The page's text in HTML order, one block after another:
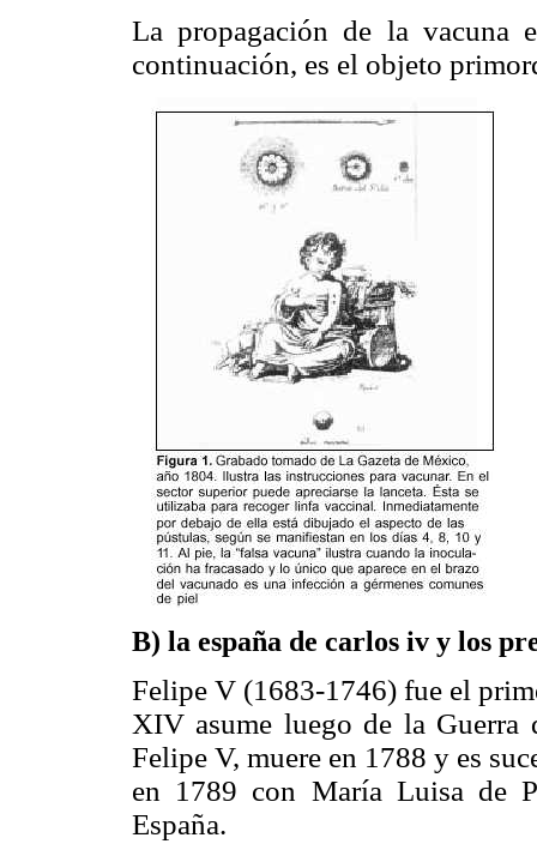
La propagación de la vacuna
continuación, es el objeto
B) la españa de carlos iv y los
Felipe V (1683-1746) fue el
XIV asume luego de la Guerra
Felipe V, muere en 1788 y es
en 1789 con María Luisa de
España.